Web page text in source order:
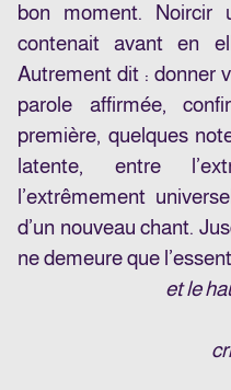
bon moment. Noircir
contenait avant en
Autrement dit : donner
parole affirmée,
première, quelques
latente, entre
l’extrêmement
d’un nouveau chant.
ne demeure que
et le
de
à la